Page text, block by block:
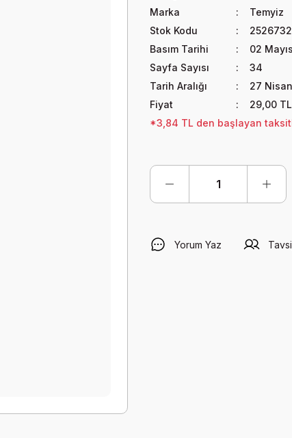
Marka
Temyiz
Stok Kodu
Basım Tarihi
02
Sayfa Sayısı
34
Tarih Aralığı
27
Fiyat
29,00
*3,84 TL den başlayan
Yorum Yaz